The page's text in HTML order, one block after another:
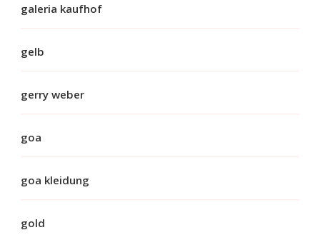
galeria kaufhof
gelb
gerry weber
goa
goa kleidung
gold